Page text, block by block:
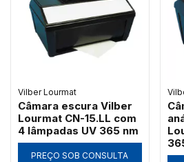
Vilber Lourmat
Câmara escura Vilber
Lourmat CN-15.LL com
4 lâmpadas UV 365 nm
PREÇO SOB CONSULTA